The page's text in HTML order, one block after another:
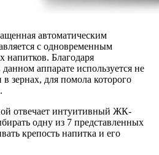
автоматическим
с одновременным
напитков. Благодаря
аппарате используется не
зернах, для помола которого
отвечает интуитивный ЖК-
одну из 7 представленных
крепость напитка и его